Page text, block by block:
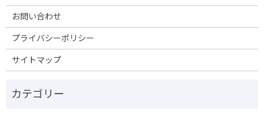
お問い合わせ
プライバシーポリシー
サイトマップ